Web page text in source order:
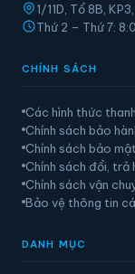
1/11D, Tổ 8B,
Thứ 2 – Thứ 7:
CHÍNH SÁCH
Các hình thức
Chính sách bảo
Chính sách bảo
Chính sách đổi, trả
Chính sách vận
Bảo vệ thông tin
DANH MỤC